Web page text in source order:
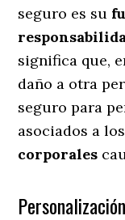
seguro es su
significa que,
daño a otra
seguro para
asociados a los
corporales